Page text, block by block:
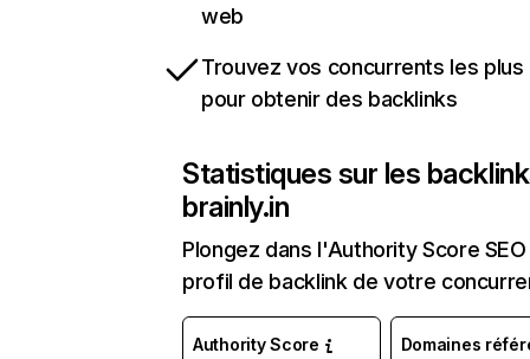
web
Trouvez vos concurrents les
pour obtenir des backlinks
Statistiques sur les
brainly.in
Plongez dans l'Authority Score
profil de backlink de votre
Authority Score Domaines